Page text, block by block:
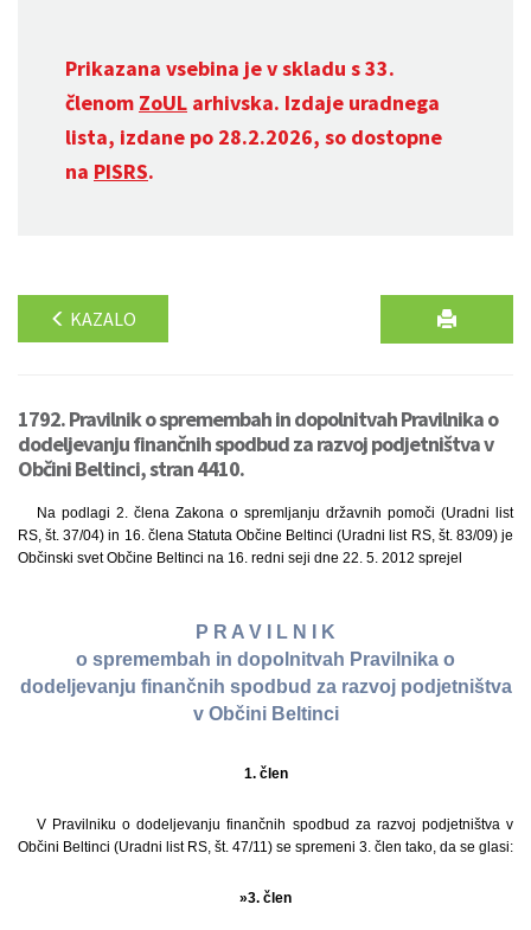
Prikazana vsebina je v skladu s 33.
členom ZoUL arhivska. Izdaje uradnega
lista, izdane po 28.2.2026, so dostopne
na PISRS.
KAZALO
1792. Pravilnik o spremembah in dopolnitvah Pravilnika o
dodeljevanju finančnih spodbud za razvoj podjetništva v
Občini Beltinci, stran 4410.
Na podlagi 2. člena Zakona o spremljanju državnih pomoči (Uradni list
RS, št. 37/04) in 16. člena Statuta Občine Beltinci (Uradni list RS, št. 83/09) je
Občinski svet Občine Beltinci na 16. redni seji dne 22. 5. 2012 sprejel
P R A V I L N I K
o spremembah in dopolnitvah Pravilnika o
dodeljevanju finančnih spodbud za razvoj podjetništva
v Občini Beltinci
1. člen
V Pravilniku o dodeljevanju finančnih spodbud za razvoj podjetništva v
Občini Beltinci (Uradni list RS, št. 47/11) se spremeni 3. člen tako, da se glasi:
»3. člen